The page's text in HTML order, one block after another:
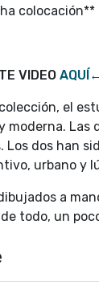
colocación**
VIDEO AQUÍ←
el
dos han
urbano y
a
todo, un